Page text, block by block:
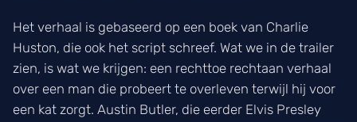
Het verhaal is gebaseerd op een boek van Charlie
Huston, die ook het script schreef. Wat we in de trailer
zien, is wat we krijgen: een rechttoe rechtaan verhaal
over een man die probeert te overleven terwijl hij voor
een kat zorgt. Austin Butler, die eerder Elvis Presley